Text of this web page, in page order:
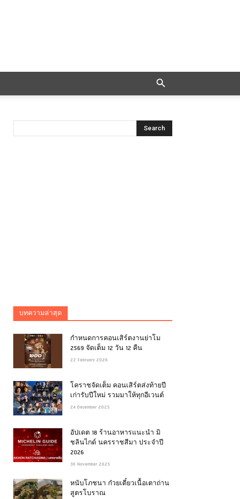
บทความล่าสุด
กำหนดการคอนเสิร์ตงานย่าโม
2569 จัดเต็ม 12 วัน 12 คืน
22 February 2026
โคราชจัดเต็ม คอนเสิร์ตส่งท้ายปี
เก่ารับปีใหม่ รวมมาให้ทุกอีเวนต์
24 December 2025
อัปเดต 18 ร้านอาหารแนะนำ มิ
ชลินไกด์ นครราชสีมา ประจำปี
2026
30 November 2025
หนับโภชนา ก๋วยเตี๋ยวเนื้อเตาถ่าน
สูตรโบราณ